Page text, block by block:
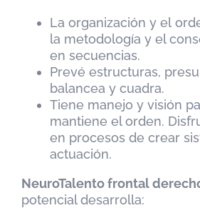
La organización y el
la metodología y el
en secuencias.
Prevé estructuras,
balancea y cuadra.
Tiene manejo y visión
mantiene el orden.
en procesos de crear
actuación.
NeuroTalento frontal
potencial desarrolla: